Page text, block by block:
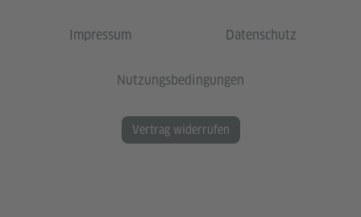
Impressum Datenschutz
Nutzungsbedingungen
Vertrag widerrufen